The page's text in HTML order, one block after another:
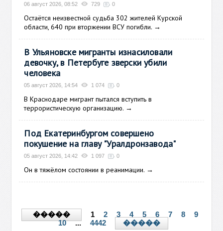
06 август 2026, 08:52 729 0
Остаётся неизвестной судьба 302 жителей Курской
области, 640 при вторжении ВСУ погибли. →
В Ульяновске мигранты изнасиловали
девочку, в Петербуге зверски убили
человека
05 август 2026, 14:54 1 074 0
В Краснодаре мигрант пытался вступить в
террористическую организацию. →
Под Екатеринбургом совершено
покушение на главу "Уралдронзавода"
05 август 2026, 14:42 1 097 0
Он в тяжёлом состоянии в реанимации. →
����� 1 2 3 4 5 6 7 8
9
10
... 4442 �����